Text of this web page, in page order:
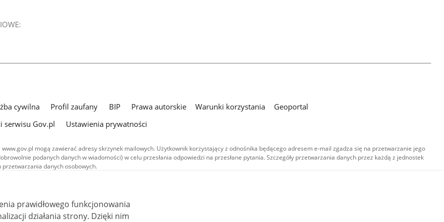
cywilna Profil zaufany BIP Prawa autorskie Warunki korzystania
Geoportal
serwisu Gov.pl
Ustawienia prywatności
mogą zawierać adresy skrzynek mailowych. Użytkownik korzystający z odnośnika będącego adresem e-mail zgadza się na przetwarzanie jego
podanych danych w wiadomości) w celu przesłania odpowiedzi na przesłane pytania. Szczegóły przetwarzania danych przez każdą z jednostek
danych osobowych.
(CC BY-SA 4.0). Materiały audiowizualne, w tym zdjęcia, materiały audio i wideo,
na licencji typu Creative Commons: uznanie autorstwa użycie niekomercyjne -
4.0 (CC BY-NC-ND 4.0), o ile nie jest to stwierdzone inaczej.
prawidłowego funkcjonowania
strony. Dzięki nim